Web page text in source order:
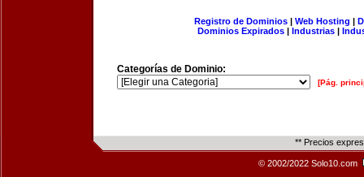
Registro de Dominios| Web Hosting |
Dominios Expirados | Industrias |
Categorías de Dominio:
[Pág.
** Precios
© 2002/2022 Solo10.com